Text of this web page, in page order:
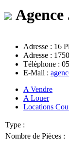
Agence
Adresse : 16
Adresse :
Téléphone :
E-Mail :
A Vendre
A Louer
Locations
Type :
Nombre de Pièces :